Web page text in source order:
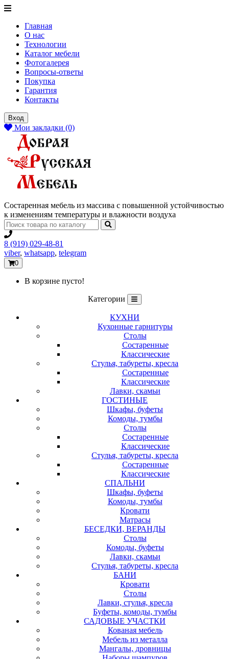
Главная
О нас
Технологии
Каталог мебели
Фотогалерея
Вопросы-ответы
Покупка
Гарантия
Контакты
Вход
Мои закладки (0)
Состаренная мебель из массива с повышенной устойчивостью
к изменениям температуры и влажности воздуха
8 (919) 029-48-81
viber, whatsapp, telegram
0
В корзине пусто!
Категории
КУХНИ
Кухонные гарнитуры
Столы
Состаренные
Классические
Стулья, табуреты, кресла
Состаренные
Классические
Лавки, скамьи
ГОСТИНЫЕ
Шкафы, буфеты
Комоды, тумбы
Столы
Состаренные
Классические
Стулья, табуреты, кресла
Состаренные
Классические
СПАЛЬНИ
Шкафы, буфеты
Комоды, тумбы
Кровати
Матрасы
БЕСЕДКИ, ВЕРАНДЫ
Столы
Комоды, буфеты
Лавки, скамьи
Стулья, табуреты, кресла
БАНИ
Кровати
Столы
Лавки, стулья, кресла
Буфеты, комоды, тумбы
САДОВЫЕ УЧАСТКИ
Кованая мебель
Мебель из металла
Мангалы, дровницы